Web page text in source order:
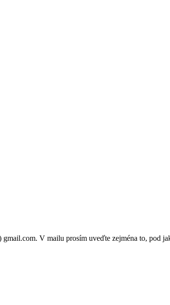
V mailu prosím uveďte zejména to, pod